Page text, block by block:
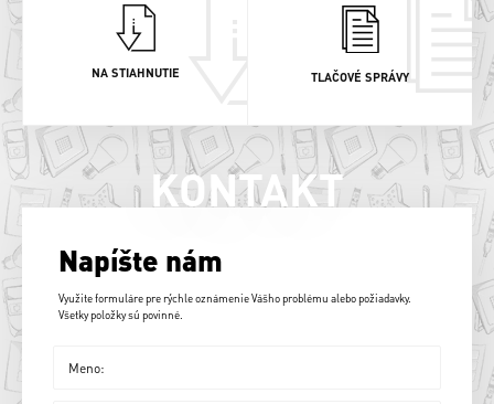
NA STIAHNUTIE TLAČOVÉ SPRÁVY
KONTAKT
Napíšte nám
Využite formuláre pre rýchle oznámenie Vášho problému alebo požiadavky.
Všetky položky sú povinné.